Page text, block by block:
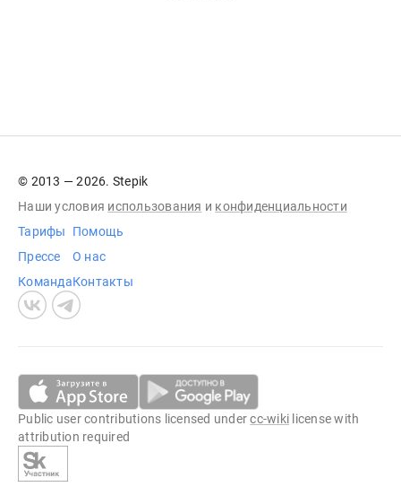
© 2013 — 2026. Stepik
Наши условия использования и конфиденциальности
Тарифы
Прессе
Команда
Помощь
О нас
Контакты
Public user contributions licensed undercc-wiki license with
attribution required